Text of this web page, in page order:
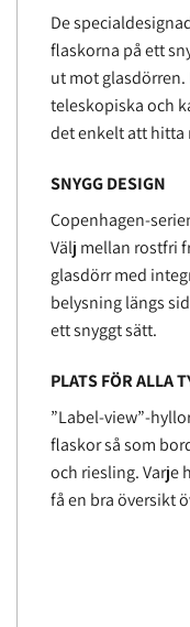
De
flaskorna på ett
ut mot
teleskopiska och
det enkelt att hitta
SNYGG DESIGN
Copenhagen-
Välj mellan rostfri
glasdörr med
belysning längs
ett snyggt sätt.
PLATS FÖR ALLA
”Label-view”-
flaskor så som
och riesling. Varje
få en bra översikt